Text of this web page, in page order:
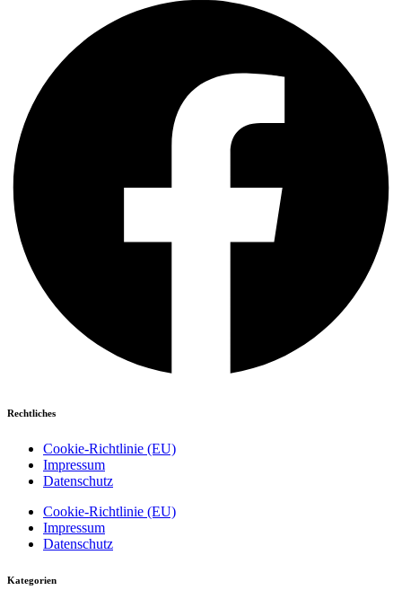
Rechtliches
Cookie-Richtlinie (EU)
Impressum
Datenschutz
Cookie-Richtlinie (EU)
Impressum
Datenschutz
Kategorien